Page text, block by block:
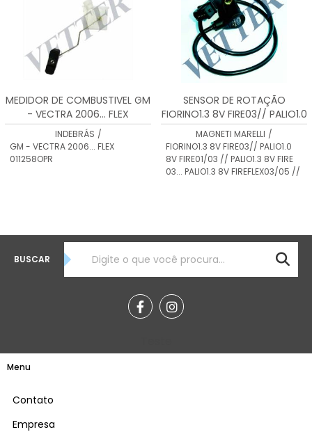
MEDIDOR DE COMBUSTIVEL GM
- VECTRA 2006... FLEX
011258OPR
INDEBRÁS /
GM - VECTRA 2006... FLEX
011258OPR
SENSOR DE ROTAÇÃO
FIORINO1.3 8V FIRE03// PALIO1.0
8V FIRE01/03 // PALIO1.3 8V FIRE
03... SRM0001
MAGNETI MARELLI /
FIORINO1.3 8V FIRE03// PALIO1.0
8V FIRE01/03 // PALIO1.3 8V FIRE
03... PALIO1.3 8V FIREFLEX03/05 //
BUSCAR
Menu
Contato
Empresa